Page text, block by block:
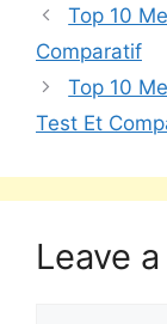
Top 10
Comparatif
Top 10
Test Et
Leave